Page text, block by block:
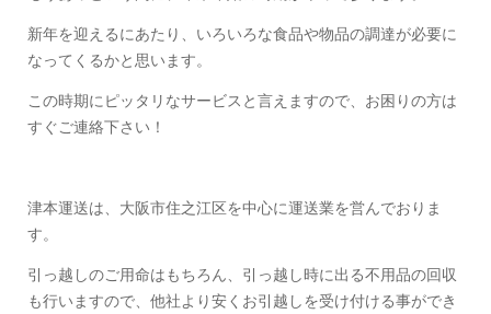
新年を迎えるにあたり、いろいろな食品や物品の調達が必要に
なってくるかと思います。
この時期にピッタリなサービスと言えますので、お困りの方は
すぐご連絡下さい！
津本運送は、大阪市住之江区を中心に運送業を営んでおりま
す。
引っ越しのご用命はもちろん、引っ越し時に出る不用品の回収
も行いますので、他社より安くお引越しを受け付ける事ができ